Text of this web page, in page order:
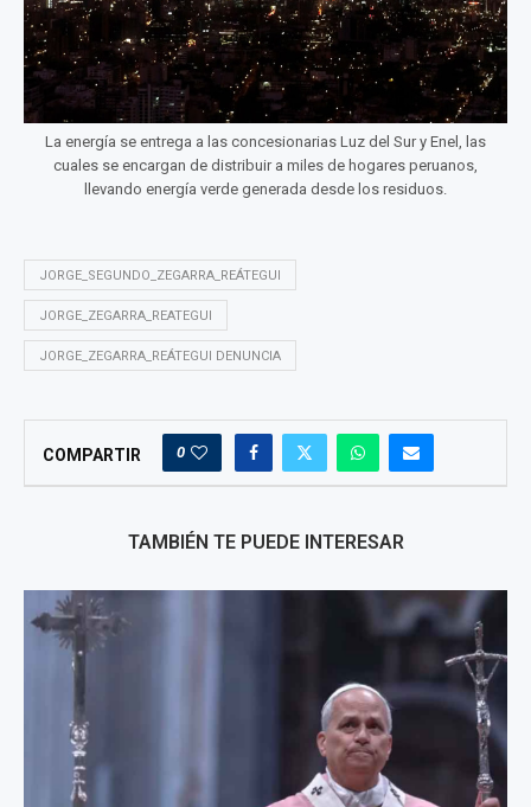
La energía se entrega a las concesionarias Luz del Sur y Enel, las
cuales se encargan de distribuir a miles de hogares peruanos,
llevando energía verde generada desde los residuos.
JORGE_SEGUNDO_ZEGARRA_REÁTEGUI
JORGE_ZEGARRA_REATEGUI
JORGE_ZEGARRA_REÁTEGUI DENUNCIA
COMPARTIR 0
TAMBIÉN TE PUEDE INTERESAR